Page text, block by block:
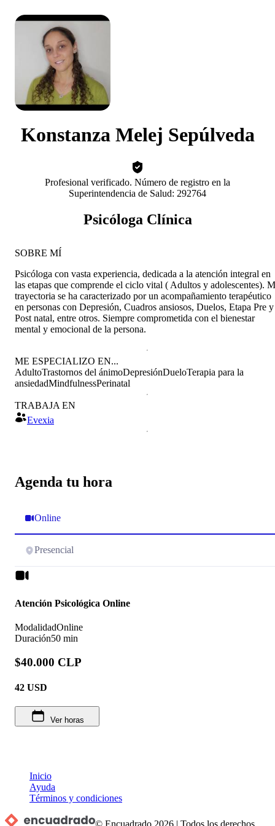
Konstanza Melej Sepúlveda
Profesional verificado. Número de registro en la
Superintendencia de Salud: 292764
Psicóloga Clínica
Agenda tu hora
Online
Presencial
Atención Psicológica Online
ModalidadOnline
Duración50 min
$40.000 CLP
42 USD
Ver horas
SOBRE MÍ
Psicóloga con vasta experiencia, dedicada a la atención integral en
las etapas que comprende el ciclo vital ( Adultos y adolescentes).
trayectoria se ha caracterizado por un acompañamiento terapéutico
en personas con Depresión, Cuadros ansiosos, Duelos, Etapa Pre y
Post natal, entre otros. Siempre comprometida con el bienestar
mental y emocional de la persona.
ME ESPECIALIZO EN...
AdultoTrastornos del ánimoDepresiónDueloTerapia para la
ansiedadMindfulnessPerinatal
TRABAJA EN
Evexia
Inicio
Ayuda
Términos y condiciones